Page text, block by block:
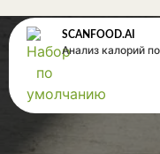
SCANFOOD.AI
Анализ калорий